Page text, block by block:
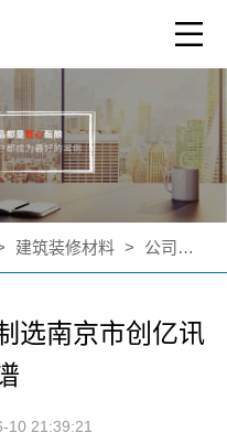
建筑装修材料 > 公司新闻
选南京市创亿讯
10 21:39:21